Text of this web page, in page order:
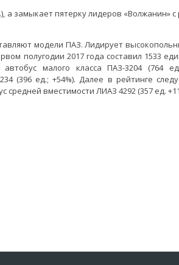
а замыкает пятерку лидеров «Волжанин» с
модели ПАЗ. Лидирует
полугодии 2017 года составил 1533
малого класса ПАЗ-3204 (764
(396 ед.; +54%). Далее в рейтинге
средней вместимости ЛИАЗ 4292 (357 ед.